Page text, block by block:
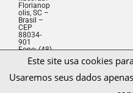
Florianop
olis, SC –
Brasil –
CEP
88034-
901
Fone: (48)
3665-
5000
83.052.19
Este site usa cookies
Usaremos seus dados